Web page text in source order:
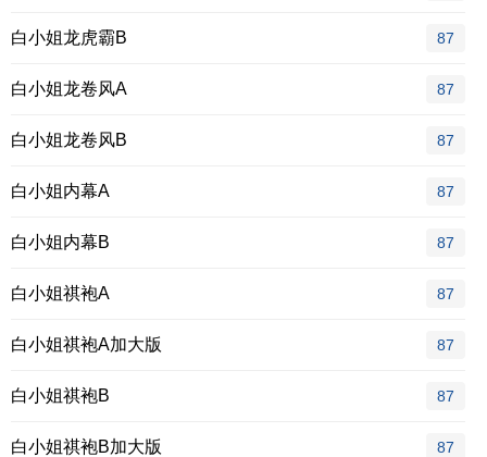
白小姐龙虎霸B 87
白小姐龙卷风A 87
白小姐龙卷风B 87
白小姐内幕A 87
白小姐内幕B 87
白小姐祺袍A 87
白小姐祺袍A加大版 87
白小姐祺袍B 87
白小姐祺袍B加大版 87